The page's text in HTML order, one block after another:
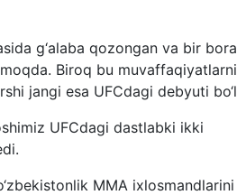
g‘alaba qozongan va bir bora
Biroq bu
jangi esa UFCdagi debyuti
UFCdagi dastlabki ikki
MMA